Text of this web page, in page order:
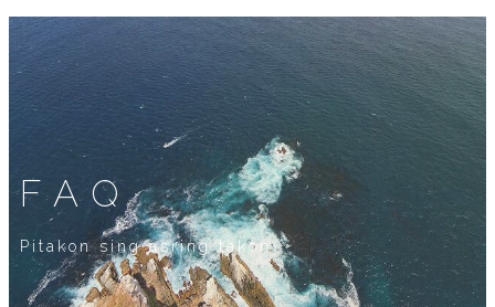
FAQ
Pitakon sing asring takon